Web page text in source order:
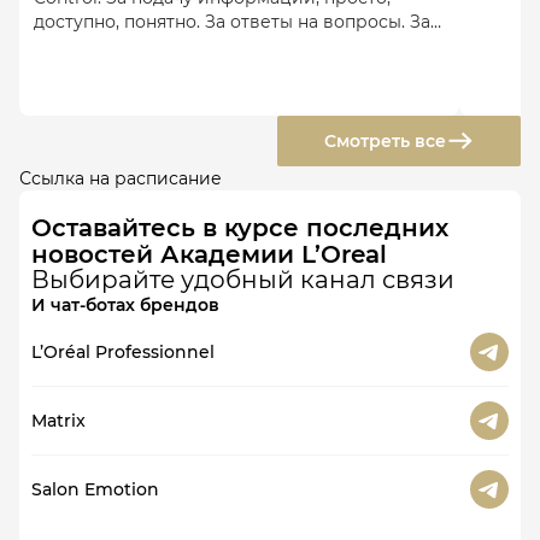
доступно, понятно. За ответы на вопросы. За
Смотреть все
Ссылка на расписание
Оставайтесь в курсе последних
новостей Академии L’Oreal
Выбирайте удобный канал связи
И чат-ботах брендов
L’Oréal Professionnel
Matrix
Salon Emotion